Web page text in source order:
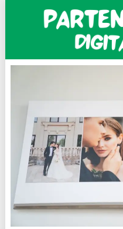
Partenaire Digital